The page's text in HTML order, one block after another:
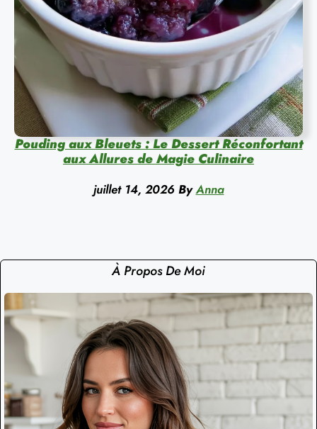
Pouding aux Bleuets : Le Dessert Réconfortant
aux Allures de Magie Culinaire
juillet 14, 2026 By Anna
À Propos De Moi